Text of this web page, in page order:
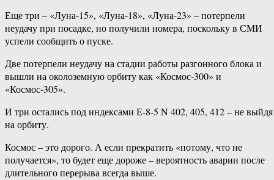
Еще три – «Луна-15», «Луна-18», «Луна-23» – потерпели
неудачу при посадке, но получили номера, поскольку в СМИ
успели сообщить о пуске.
Две потерпели неудачу на стадии работы разгонного блока и
вышли на околоземную орбиту как «Космос-300» и
«Космос-305».
И три остались под индексами Е-8-5 N 402, 405, 412 – не выйдя
на орбиту.
Космос – это дорого. А если прекратить «потому, что не
получается», то будет еще дороже – вероятность аварии после
длительного перерыва всегда выше.